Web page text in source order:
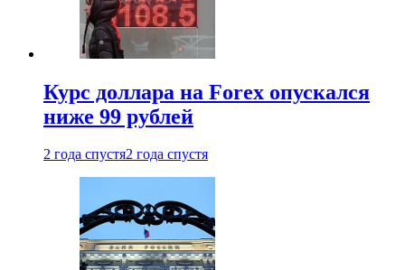
Курс доллара на Forex опускался
ниже 99 рублей
2 года спустя2 года спустя